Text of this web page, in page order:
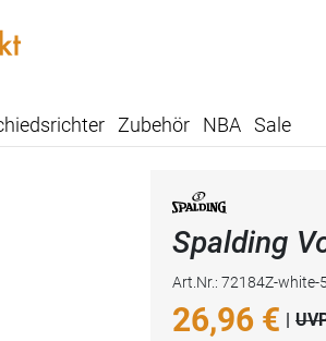
Zubehör NBA Sale
Spalding
Art.Nr.: 72184Z-white-5
26,96 € |